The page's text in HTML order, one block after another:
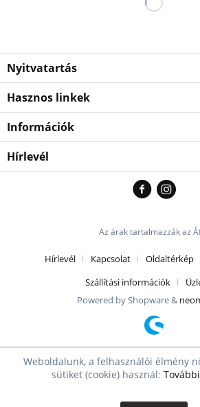
Nyitvatartás
Hasznos linkek
Információk
Hírlevél
Az árak tartalmazzák az
Hírlevél Kapcsolat Oldaltérkép
Szállítási információk
Powered by Shopware &
Weboldalunk, a felhasználói élmény
sütiket (cookie) használ: